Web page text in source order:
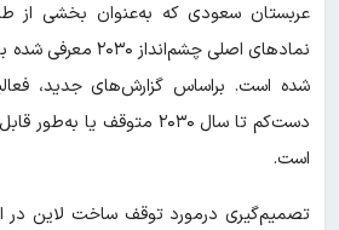
عربستان سعودی که به‌عنوان بخشی از
نمادهای اصلی
شده است. براساس گزارش‌های جدید،
دست‌کم تا سال ۲۰۳۰ متوقف یا
است.
تصمیم‌گیری درمورد توقف ساخت لاین در